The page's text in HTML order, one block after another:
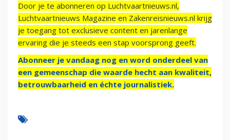
Door je te abonneren op Luchtvaartnieuws.nl,
Luchtvaartnieuws Magazine en Zakenreisnieuws.nl krijg
je toegang tot exclusieve content en jarenlange
ervaring die je steeds een stap voorsprong geeft.
Abonneer je vandaag nog en word onderdeel van
een gemeenschap die waarde hecht aan kwaliteit,
betrouwbaarheid en échte journalistiek.